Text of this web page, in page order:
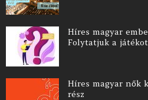
Híres magyar
Folytatjuk a
Híres magyar nők
rész